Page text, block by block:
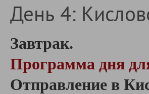
День 4:
Завтрак.
Программа дня
Отправление в